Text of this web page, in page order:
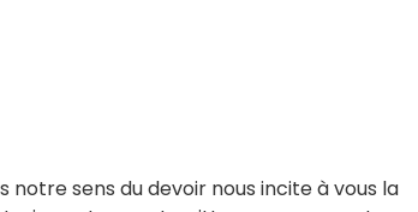
sens du devoir nous incite à vous la